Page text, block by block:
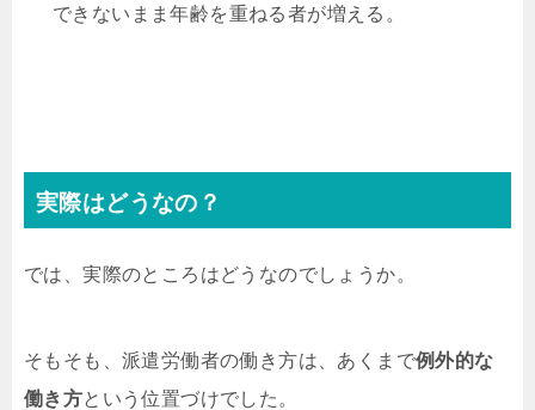
できないまま年齢を重ねる者が増える。
実際はどうなの？
では、実際のところはどうなのでしょうか。
そもそも、派遣労働者の働き方は、あくまで例外的な
働き方という位置づけでした。